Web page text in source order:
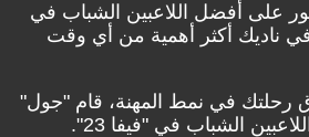
على أفضل اللاعبين الشباب في
في ناديك أكثر أهمية من أي وقت
رحلتك في نمط المهنة، قام "جول"
الشباب في "فيفا 23".